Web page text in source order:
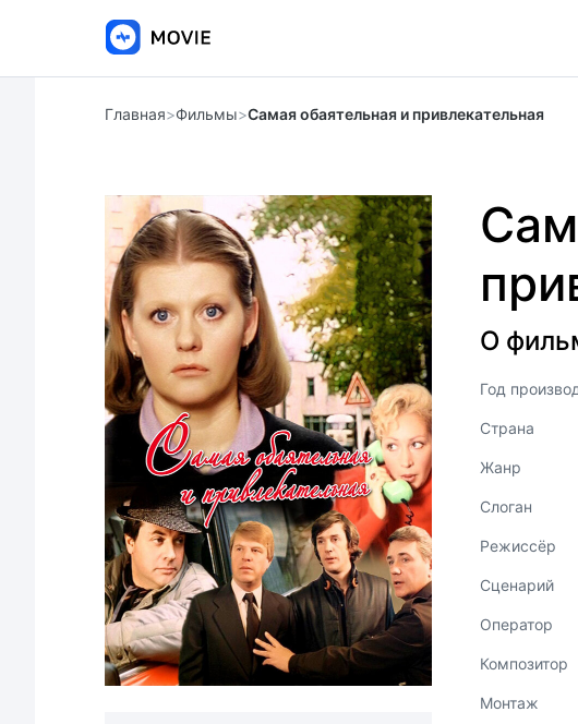
Главная>Фильмы>Самая обаятельная и привлекательная
О
Год
Страна
Жанр
Слоган
Режиссёр
Сценарий
Оператор
Композитор
Монтаж